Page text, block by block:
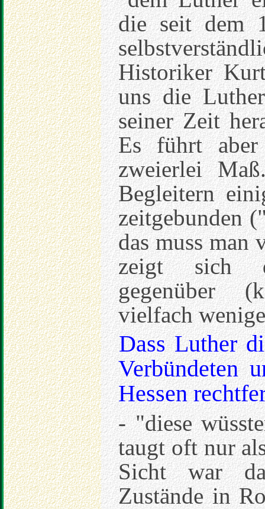
die seit dem
Historiker
uns die
seiner Zeit
Es führt
zweierlei
Begleitern
zeitgebunden
das muss man
zeigt sich
gegenüber
vielfach
Dass Luther
Verbündeten
Hessen
- "diese
taugt oft nur
Sicht war
Zustände in